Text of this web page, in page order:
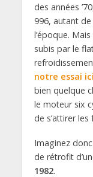
des années
996, autant
l’époque.
subis par le
notre essai
bien quelque
le moteur six
de s’attirer
Imaginez
de rétrofit
1982.